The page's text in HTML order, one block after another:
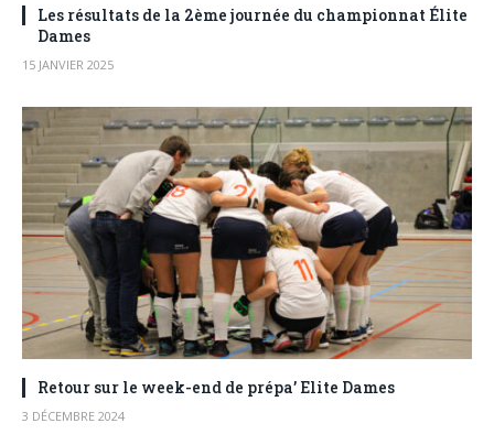
Les résultats de la 2ème journée du championnat Élite
Dames
15 JANVIER 2025
Retour sur le week-end de prépa’ Elite Dames
3 DÉCEMBRE 2024